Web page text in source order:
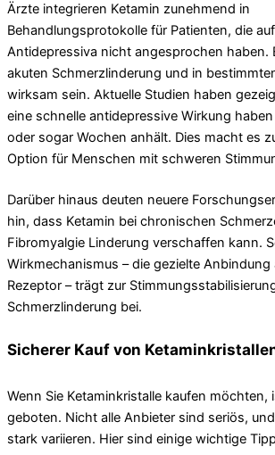
Ärzte integrieren Ketamin zunehmend in
Behandlungsprotokolle für Patienten, die
Antidepressiva nicht angesprochen haben.
akuten Schmerzlinderung und in
wirksam sein. Aktuelle Studien haben
eine schnelle antidepressive Wirkung
oder sogar Wochen anhält. Dies macht es
Option für Menschen mit schweren
Darüber hinaus deuten neuere
hin, dass Ketamin bei chronischen
Fibromyalgie Linderung verschaffen kann.
Wirkmechanismus – die gezielte
Rezeptor – trägt zur
Schmerzlinderung bei.
Sicherer Kauf von
Wenn Sie Ketaminkristalle kaufen möchten,
geboten. Nicht alle Anbieter sind seriös,
stark variieren. Hier sind einige wichtige